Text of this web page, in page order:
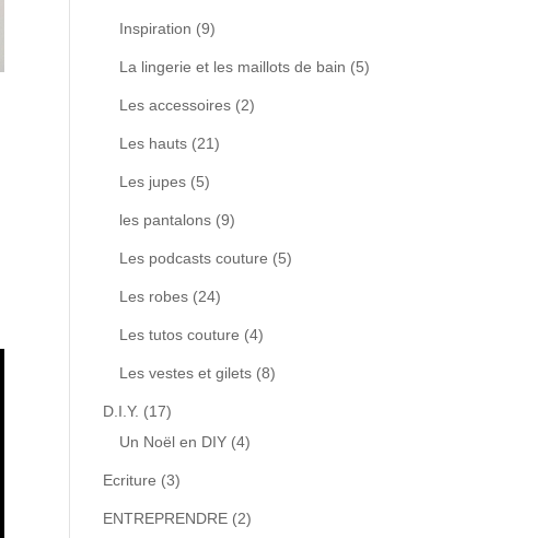
Inspiration (9)
La lingerie et les maillots de bain (5)
Les accessoires(2)
Les hauts(21)
Les jupes(5)
les pantalons(9)
Les podcasts couture (5)
Les robes(24)
Les tutos couture (4)
Les vestes et gilets(8)
D.I.Y. (17)
Un Noël en DIY(4)
Ecriture (3)
ENTREPRENDRE(2)